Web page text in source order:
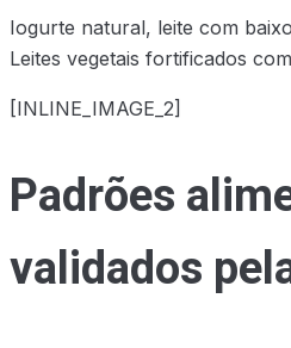
Iogurte natural, leite com
Leites vegetais fortificados
[INLINE_IMAGE_2]
Padrões
validados